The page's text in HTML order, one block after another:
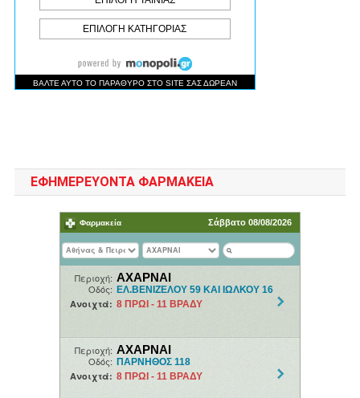
ΕΦΗΜΕΡΕΥΟΝΤΑ ΦΑΡΜΑΚΕΙΑ